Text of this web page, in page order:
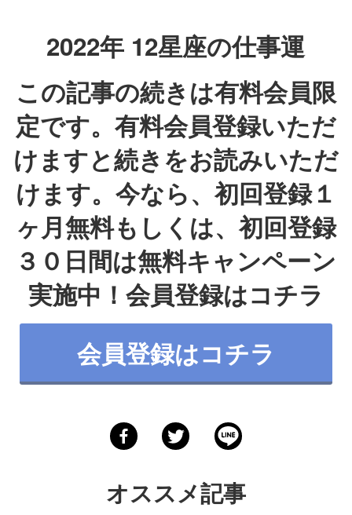
2022年 12星座の仕事運
この記事の続きは有料会員限
定です。有料会員登録いただ
けますと続きをお読みいただ
けます。今なら、初回登録１
ヶ月無料もしくは、初回登録
３０日間は無料キャンペーン
実施中！会員登録はコチラ
会員登録はコチラ
オススメ記事